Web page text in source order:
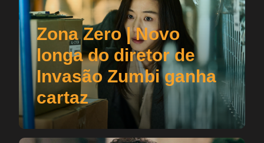
Zona Zero | Novo
longa do diretor de
Invasão Zumbi ganha
cartaz